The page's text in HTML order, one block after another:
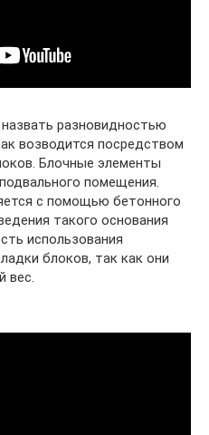
разновидностью
возводится посредством
Блочные элементы
помещения.
с помощью бетонного
такого основания
использования
блоков, так как они
вес.